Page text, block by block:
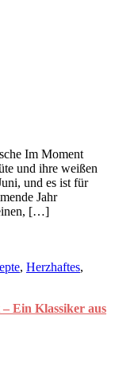
Im Moment
und ihre weißen
und es ist für
Jahr
[…]
, Herzhaftes,
Ein Klassiker aus